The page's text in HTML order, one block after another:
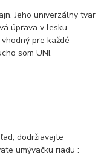
Jeho univerzálny tvar
úprava v lesku
pre každé
som UNI.
dodržiavajte
umývačku riadu :